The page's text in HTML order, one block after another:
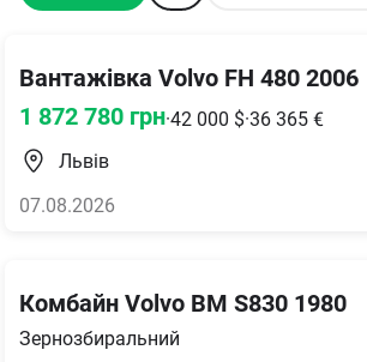
Вантажівка Volvo FH 480 2006
1 872 780 грн·42 000 $·36 365 €
Львів
07.08.2026
Комбайн Volvo BM S830 1980
Зернозбиральний